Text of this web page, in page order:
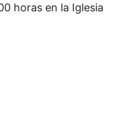
horas en la Iglesia